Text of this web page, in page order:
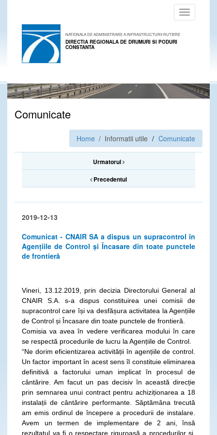
Toggle
navigation
NATIONALA DE ADMINISTRARE A INFRASTRUCTURII RUTIERE
DIRECTIA REGIONALA DE DRUMURI SI PODURI
CONSTANTA
Comunicate
Home / Informatii utile Comunicate
Urmatorul
Precedentul
2019-12-13
Comunicat - CNAIR SA a dispus un supracontrol în
Agențiile de Control și Încasare din toate punctele
de frontieră
Vineri, 13.12.2019, prin decizia Directorului General al
CNAIR S.A. s-a dispus constituirea unei comisii de
supracontrol care își va desfășura activitatea la Agențiile
de Control și Încasare din toate punctele de frontieră.
Comisia va avea în vedere verificarea modului în care
se respectă procedurile de lucru la Agențiile de Control.
“Ne dorim eficientizarea activității în agențiile de control.
Un factor important în acest sens îl constituie eliminarea
definitivă a factorului uman implicat în procesul de
cântărire. Am facut un pas decisiv în această direcție
prin semnarea unui contract pentru achiziționarea a 18
instalații de cântărire performante. Săptămâna trecută
am emis ordinul de începere a procedurii de instalare.
Avem un termen de implementare de 2 ani, însă
rezultatul va fi o respectare riguroasă a procedurilor și,